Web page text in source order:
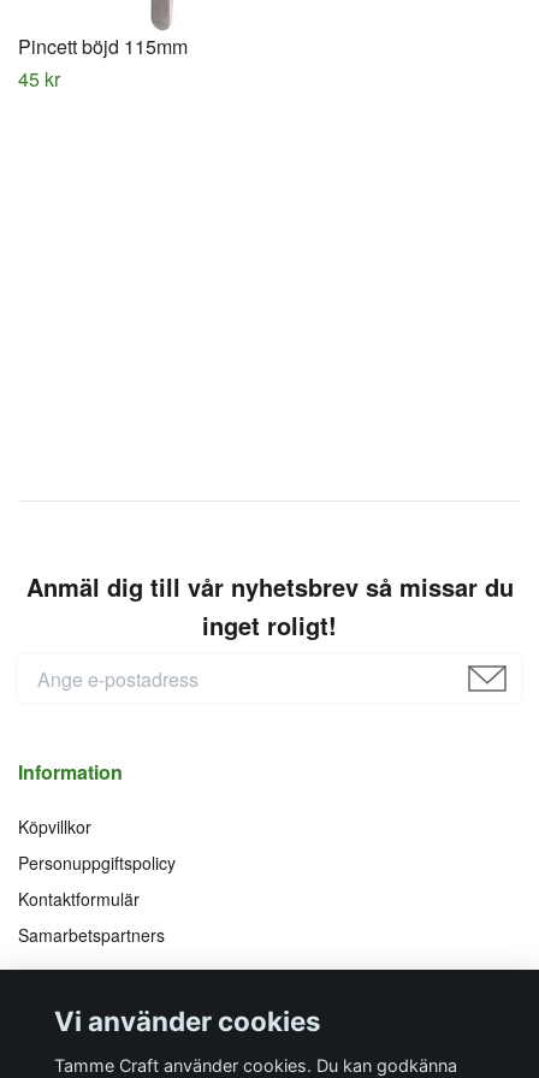
Pincett böjd 115mm
45 kr
Anmäl dig till vår nyhetsbrev så missar du
inget roligt!
Information
Köpvillkor
Personuppgiftspolicy
Kontaktformulär
Samarbetspartners
Följ oss på
Facebook
Instagram
YouTube
Pinterest
Vi accepterar
Vi använder cookies
Tamme Craft använder cookies. Du kan godkänna